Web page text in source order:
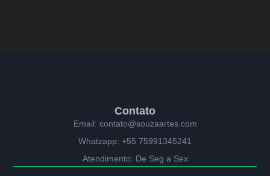
Contato
Email: contato@souzaartes.com
Whatzapp: +55 75991345241
Atendimento: De Seg a Sex